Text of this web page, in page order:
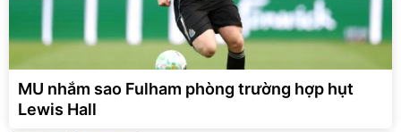
MU nhắm sao Fulham phòng trường hợp hụt
Lewis Hall